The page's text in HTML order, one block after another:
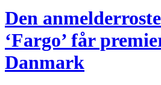
Den
‘Fargo’ får
Danmark